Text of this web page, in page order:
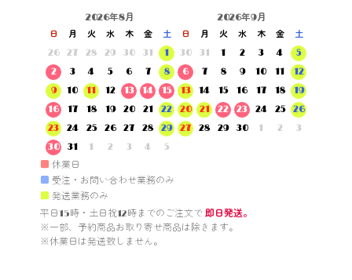
2026年8月
日 月 火 水 木 金
土
26
27 28 29 30 31
1
2
3 4 5 6 7
8
9
10 11 12 13 14
15
16
17 18 19 20 21
22
23
24 25 26 27 28
29
30
31 1 2 3 4 5
2026年9月
日 月 火 水 木 金
土
30
31 1 2 3 4
5
6
7 8 9 10 11
12
13
14 15 16 17 18
19
20
21 22 23 24 25
26
27
28 29 30 1 2 3
■ 休業日
■ 受注・お問い合わせ業務のみ
■ 発送業務のみ
平日15時・土日祝12時までのご注文で 即日発送。
※一部、予約商品お取り寄せ商品は除きます。
※休業日は発送致しません。